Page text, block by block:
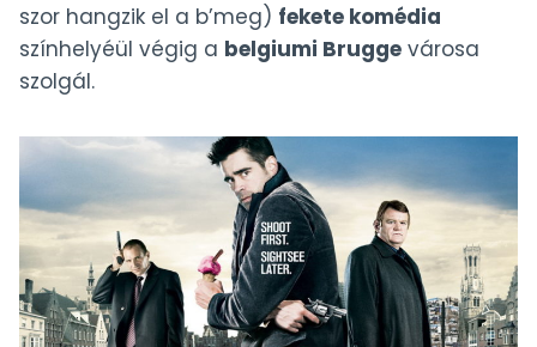
szor hangzik el a b’meg) fekete komédia
színhelyéül végig a belgiumi Brugge városa
szolgál.